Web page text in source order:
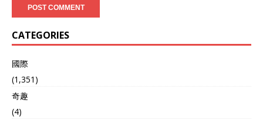
CATEGORIES
國際
(1,351)
奇趣
(4)